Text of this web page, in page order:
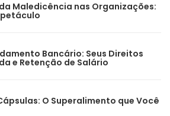
Maledicência nas Organizações:
Bancário: Seus Direitos
e Retenção de Salário
O Superalimento que Você